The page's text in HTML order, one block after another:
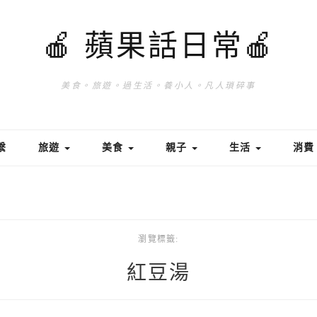
🍎 蘋果話日常🍎
美食。旅遊。過生活。養小人。凡人瑣碎事
旅遊 美食 親子 生活 消費
瀏覽標籤:
紅豆湯